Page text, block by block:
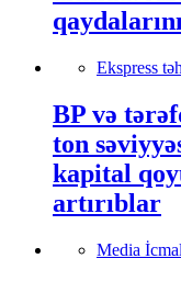
Ekspress
BP və
ton
kapital
artırıblar
Media